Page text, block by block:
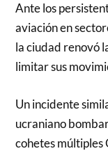
Ante los
aviación en
la ciudad renovó
limitar sus
Un incidente
ucraniano
cohetes múltiples